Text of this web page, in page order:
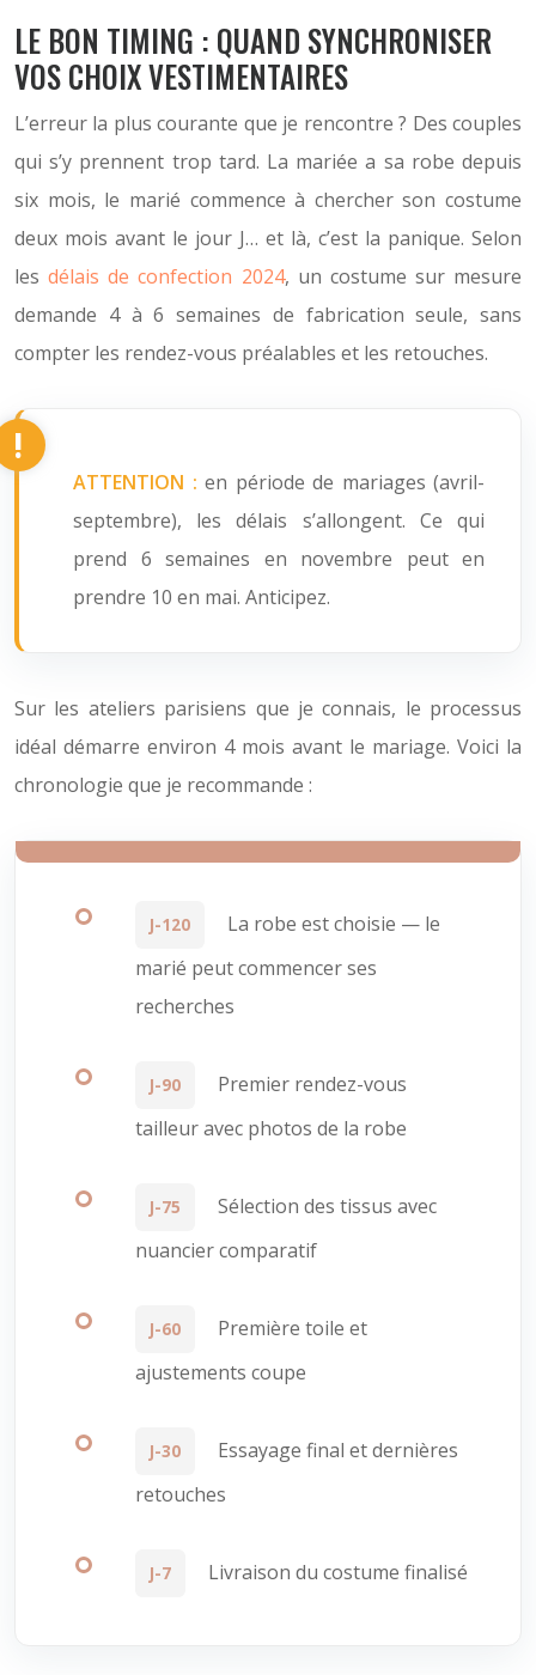
LE BON TIMING : QUAND SYNCHRONISER
VOS CHOIX VESTIMENTAIRES
L’erreur la plus courante que je rencontre ? Des couples
qui s’y prennent trop tard. La mariée a sa robe depuis
six mois, le marié commence à chercher son costume
deux mois avant le jour J… et là, c’est la panique. Selon
lesdélais de confection 2024, un costume sur mesure
demande 4 à 6 semaines de fabrication seule, sans
compter les rendez-vous préalables et les retouches.
ATTENTION : en période de mariages (avril-
septembre), les délais s’allongent. Ce qui
prend 6 semaines en novembre peut en
prendre 10 en mai. Anticipez.
Sur les ateliers parisiens que je connais, le processus
idéal démarre environ 4 mois avant le mariage. Voici la
chronologie que je recommande :
J-120
La robe est choisie — le
marié peut commencer ses
recherches
J-90
Premier rendez-vous
tailleur avec photos de la robe
J-75
Sélection des tissus avec
nuancier comparatif
J-60
Première toile et
ajustements coupe
J-30
Essayage final et dernières
retouches
J-7 Livraison du costume finalisé